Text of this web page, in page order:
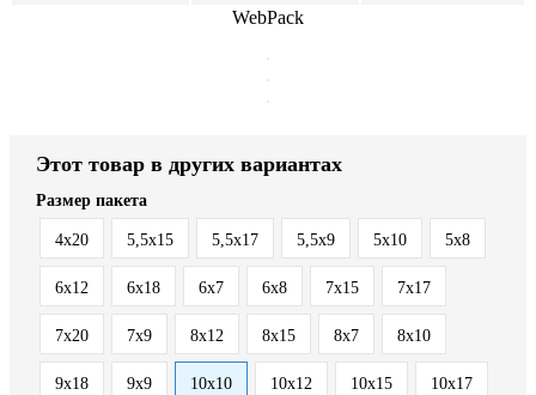
WebPack
Этот товар в других вариантах
Размер пакета
4x20 5,5x15 5,5x17 5,5x9 5x10 5x8
6x12 6x18 6x7 6x8 7x15 7x17
7x20 7x9 8x12 8x15 8x7 8х10
9x18 9x9 10x10 10x12 10x15 10x17